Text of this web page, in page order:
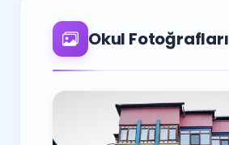
Okul Fotoğrafları